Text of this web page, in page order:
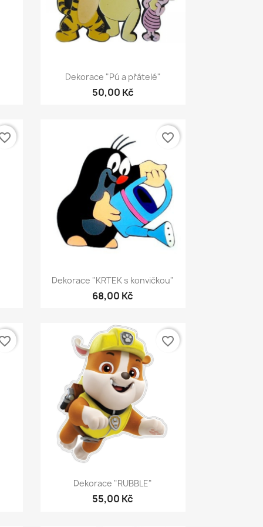
Rychlý náhled
Dekorace "Pú a přátelé"
50,00 Kč
Rychlý náhled
Dekorace "KRTEK s konvičkou"
68,00 Kč
favorite_border
Rychlý náhled
Dekorace "RUBBLE"
55,00 Kč
favorite_border